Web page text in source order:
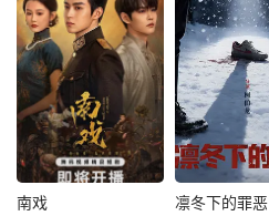
南戏 凛冬下的罪恶